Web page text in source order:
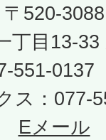
〒520-3088
丁目13-
551-0137
ス：077-
Eメール